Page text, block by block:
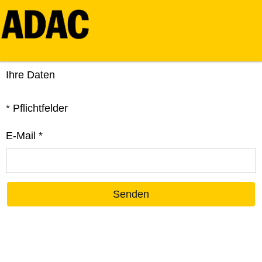
Ihre Daten
* Pflichtfelder
E-Mail *
Senden